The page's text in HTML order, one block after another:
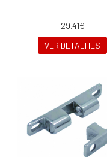
29.41€
VER DETALHES